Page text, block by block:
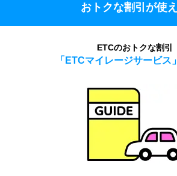
おトクな割引が使
ETCのおトクな割引
「ETCマイレージサービス」